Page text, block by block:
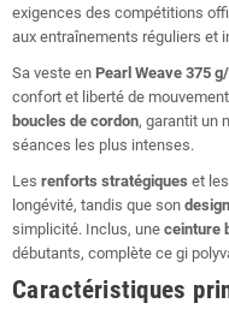
exigences des compétitions
aux entraînements réguliers et
Sa veste en Pearl Weave 375
confort et liberté de
boucles de cordon, garantit un
séances les plus intenses.
Les renforts stratégiques et les
longévité, tandis que son
simplicité. Inclus, une ceinture
débutants, complète ce gi
Caractéristiques